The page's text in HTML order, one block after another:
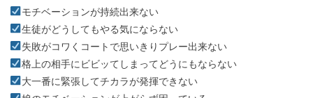
モチベーションが持続出来ない
生徒がどうしてもやる気にならない
失敗がコワくコートで思いきりプレー出来ない
格上の相手にビビッてしまってどうにもならない
大一番に緊張してチカラが発揮できない